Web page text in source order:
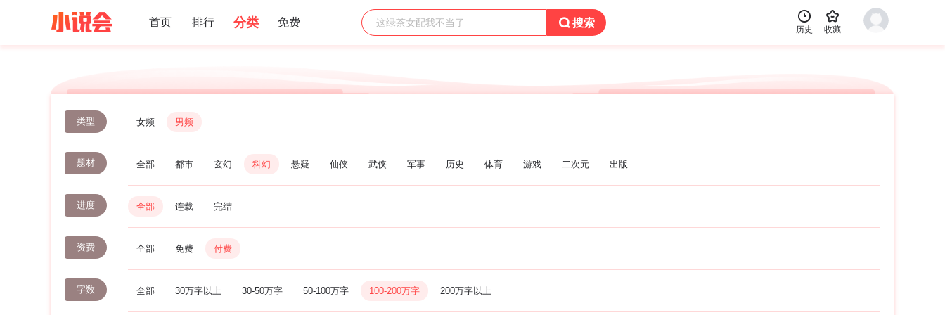
类型 女频 男频
题材 全部 都市 玄幻 科幻 悬疑 仙侠 武侠 军事 历史 体育 游戏 二次元 出版
进度 全部 连载 完结
资费 全部 免费 付费
字数 全部 30万字以上 30-50万字 50-100万字 100-200万字 200万字以上
首页 排行 分类 免费  搜索 
历史

收藏